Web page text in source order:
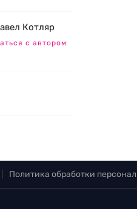
Котляр
с автором
Политика обработки